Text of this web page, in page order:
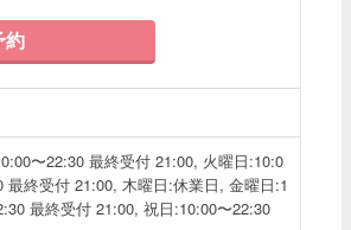
〜22:30 最終受付 21:00, 火曜日:10:0
終受付 21:00, 木曜日:休業日, 金曜日:1
最終受付 21:00, 祝日:10:00〜22:30